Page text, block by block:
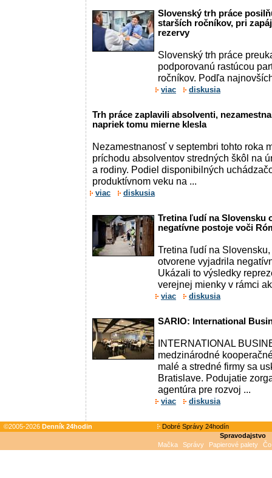
Slovenský trh práce
starších ročníkov, pri
rezervy
Slovenský trh práce
podporovanú rastúcou
ročníkov. Podľa
viac diskusia
Trh práce zaplavili absolventi,
napriek tomu mierne klesla
Nezamestnanosť v septembri tohto roka
príchodu absolventov stredných škôl na
a rodiny. Podiel disponibilných
produktívnom veku na ...
viac diskusia
Tretina ľudí na Slovensku
negatívne postoje voči
Tretina ľudí na
otvorene vyjadrila
Ukázali to výsledky
verejnej mienky v rámci
viac diskusia
SARIO: International
INTERNATIONAL
medzinárodné
malé a stredné firmy sa
Bratislave. Podujatie
agentúra pre rozvoj ...
viac diskusia
©2005-2026 Denník 24hodin
Dobré Správy 24hodín
Spravodajstvo
Mačka
Správy Papierové palety